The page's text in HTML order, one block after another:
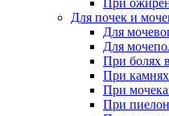
При
Для почек и
Для
Для
При болях
При
При
При